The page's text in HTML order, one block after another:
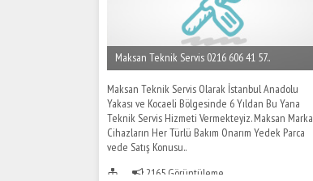
Maksan Teknik Servis 0216 606 41 57..
Maksan Teknik Servis Olarak İstanbul Anadolu
Yakası ve Kocaeli Bölgesinde 6 Yıldan Bu Yana
Teknik Servis Hizmeti Vermekteyiz. Maksan Marka
Cihazların Her Türlü Bakım Onarım Yedek Parca
vede Satış Konusu..
2165 Görüntüleme